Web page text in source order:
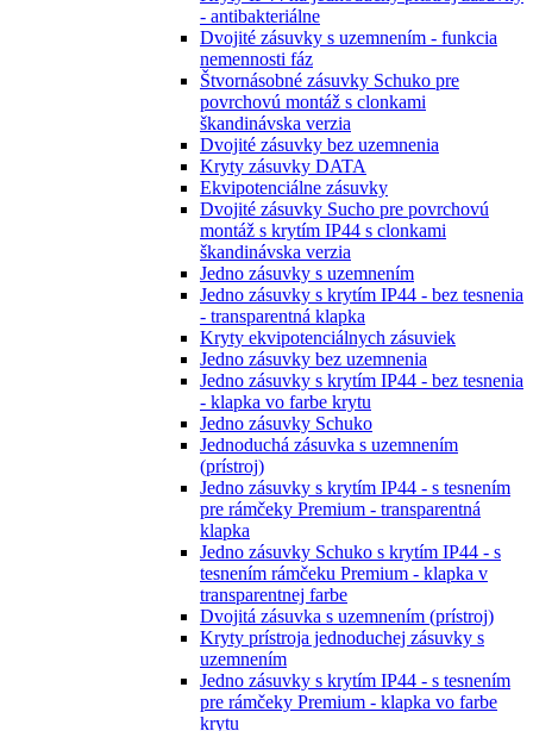
- antibakteriálne
Dvojité zásuvky s uzemnením - funkcia
nemennosti fáz
Štvornásobné zásuvky Schuko pre
povrchovú montáž s clonkami
škandinávska verzia
Dvojité zásuvky bez uzemnenia
Kryty zásuvky DATA
Ekvipotenciálne zásuvky
Dvojité zásuvky Sucho pre povrchovú
montáž s krytím IP44 s clonkami
škandinávska verzia
Jedno zásuvky s uzemnením
Jedno zásuvky s krytím IP44 - bez tesnenia
- transparentná klapka
Kryty ekvipotenciálnych zásuviek
Jedno zásuvky bez uzemnenia
Jedno zásuvky s krytím IP44 - bez tesnenia
- klapka vo farbe krytu
Jedno zásuvky Schuko
Jednoduchá zásuvka s uzemnením
(prístroj)
Jedno zásuvky s krytím IP44 - s tesnením
pre rámčeky Premium - transparentná
klapka
Jedno zásuvky Schuko s krytím IP44 - s
tesnením rámčeku Premium - klapka v
transparentnej farbe
Dvojitá zásuvka s uzemnením (prístroj)
Kryty prístroja jednoduchej zásuvky s
uzemnením
Jedno zásuvky s krytím IP44 - s tesnením
pre rámčeky Premium - klapka vo farbe
krytu